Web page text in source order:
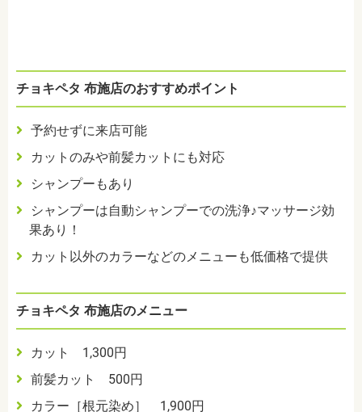
チョキペタ 布施店のおすすめポイント
予約せずに来店可能
カットのみや前髪カットにも対応
シャンプーもあり
シャンプーは自動シャンプーでの洗浄♪マッサージ効
果あり！
カット以外のカラーなどのメニューも低価格で提供
チョキペタ 布施店のメニュー
カット 1,300円
前髪カット 500円
カラー［根元染め］ 1,900円